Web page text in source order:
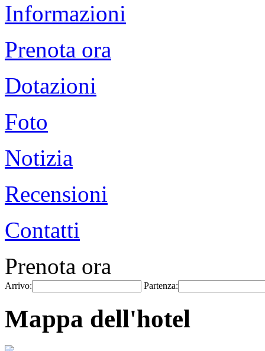
Informazioni
Prenota ora
Dotazioni
Foto
Notizia
Recensioni
Contatti
Prenota ora
Arrivo: Partenza:
Mappa dell'hotel